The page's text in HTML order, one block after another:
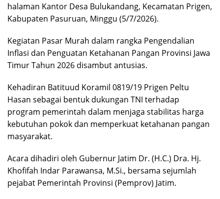
halaman Kantor Desa Bulukandang, Kecamatan Prigen,
Kabupaten Pasuruan, Minggu (5/7/2026).
Kegiatan Pasar Murah dalam rangka Pengendalian
Inflasi dan Penguatan Ketahanan Pangan Provinsi Jawa
Timur Tahun 2026 disambut antusias.
Kehadiran Batituud Koramil 0819/19 Prigen Peltu
Hasan sebagai bentuk dukungan TNI terhadap
program pemerintah dalam menjaga stabilitas harga
kebutuhan pokok dan memperkuat ketahanan pangan
masyarakat.
Acara dihadiri oleh Gubernur Jatim Dr. (H.C.) Dra. Hj.
Khofifah Indar Parawansa, M.Si., bersama sejumlah
pejabat Pemerintah Provinsi (Pemprov) Jatim.